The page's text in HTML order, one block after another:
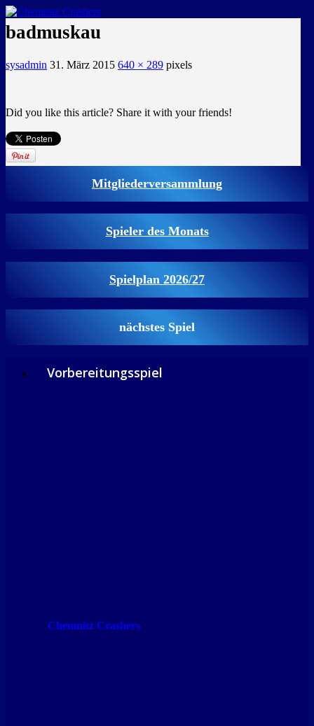
GEMEINSAM EINE LEIDENSCHAFT
badmuskau
sysadmin 31. März 2015 640 × 289 pixels
Did you like this article? Share it with your friends!
Mitgliederversammlung
Spieler des Monats
Spielplan 2026/27
nächstes Spiel
Vorbereitungsspiel
Chemnitz Crashers